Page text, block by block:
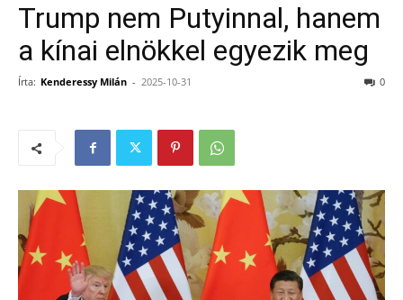
Trump nem Putyinnal, hanem
a kínai elnökkel egyezik meg
Írta: Kenderessy Milán - 2025-10-31 0